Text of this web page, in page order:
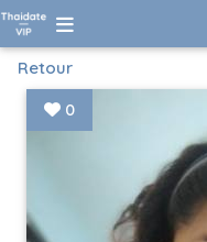
Retour
0